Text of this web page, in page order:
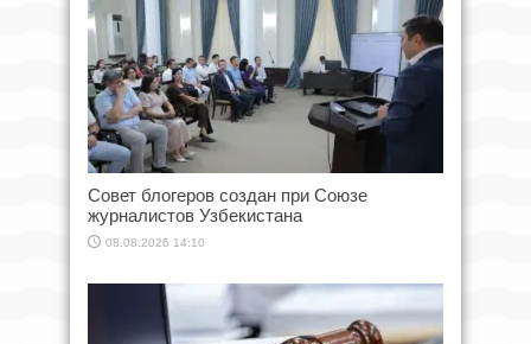
Совет блогеров создан при Союзе
журналистов Узбекистана
08.08.2026 14:10